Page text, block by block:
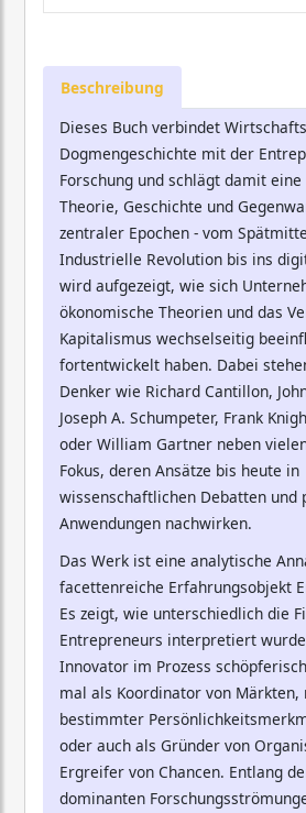
Beschreibung
Dieses Buch verbindet
Dogmengeschichte mit der
Forschung und schlägt damit
Theorie, Geschichte und
zentraler Epochen - vom
Industrielle Revolution bis ins
wird aufgezeigt, wie sich
ökonomische Theorien und das
Kapitalismus wechselseitig
fortentwickelt haben. Dabei
Denker wie Richard Cantillon,
Joseph A. Schumpeter, Frank
oder William Gartner neben
Fokus, deren Ansätze bis heute in
wissenschaftlichen Debatten und
Anwendungen nachwirken.
Das Werk ist eine analytische
facettenreiche Erfahrungsobjekt
Es zeigt, wie unterschiedlich die
Entrepreneurs interpretiert
Innovator im Prozess
mal als Koordinator von Märkten,
bestimmter
oder auch als Gründer von
Ergreifer von Chancen. Entlang
dominanten